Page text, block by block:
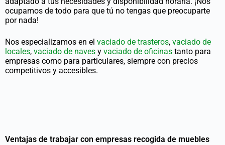
ocupamos de todo para que tú no tengas que preocuparte
por nada!
Nos especializamos en el vaciado de trasteros, vaciado de
locales, vaciado de naves y vaciado de oficinas tanto para
empresas como para particulares, siempre con precios
competitivos y accesibles.
Ventajas de trabajar con empresas recogida de muebles